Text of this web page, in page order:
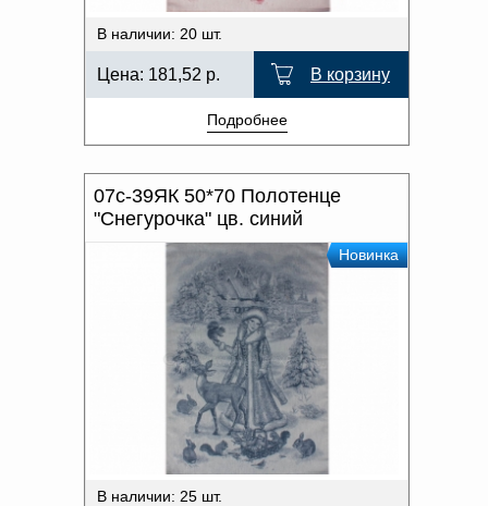
В наличии: 20 шт.
Цена: 181,52 р. В корзину
Подробнее
07с-39ЯК 50*70 Полотенце
"Снегурочка" цв. синий
Новинка
В наличии: 25 шт.